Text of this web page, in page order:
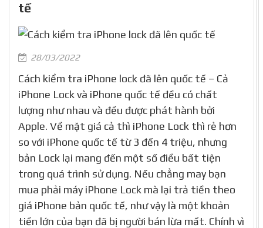
tế
28/03/2022
Cách kiểm tra iPhone lock đã lên quốc tế – Cả
iPhone Lock và iPhone quốc tế đều có chất
lượng như nhau và đều được phát hành bởi
Apple. Về mặt giá cả thì iPhone Lock thì rẻ hơn
so với iPhone quốc tế từ 3 đến 4 triệu, nhưng
bản Lock lại mang đến một số điều bất tiện
trong quá trình sử dụng. Nếu chẳng may bạn
mua phải máy iPhone Lock mà lại trả tiền theo
giá iPhone bản quốc tế, như vậy là một khoản
tiền lớn của bạn đã bị người bán lừa mất. Chính vì